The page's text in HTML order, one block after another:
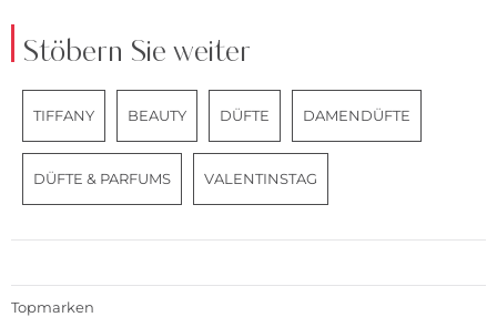
Stöbern Sie weiter
TIFFANY BEAUTY DÜFTE DAMENDÜFTE
DÜFTE & PARFUMS VALENTINSTAG
Topmarken